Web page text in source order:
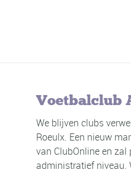
Voetbalclub
We blijven clubs
Roeulx. Een nieuw
van ClubOnline en
administratief niveau.